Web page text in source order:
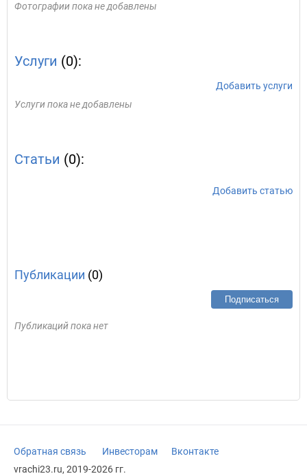
Фотографии пока не добавлены
Услуги (0):
Добавить услуги
Услуги пока не добавлены
Статьи (0):
Добавить статью
Публикации (0)
Подписаться
Публикаций пока нет
Обратная связь Инвесторам
Вконтакте
vrachi23.ru, 2019-2026 гг.